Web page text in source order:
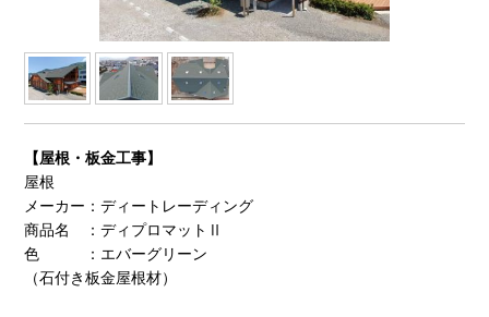
【屋根・板金工事】
屋根
メーカー：ディートレーディング
商品名 ：ディプロマットⅡ
色 ：エバーグリーン
（石付き板金屋根材）